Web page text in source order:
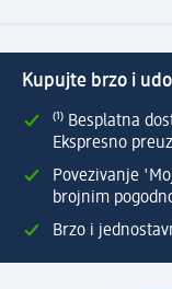
Kupujte brzo i
⁽¹⁾ Besplatna
Ekspresno
Povezivanje
brojnim
Brzo i